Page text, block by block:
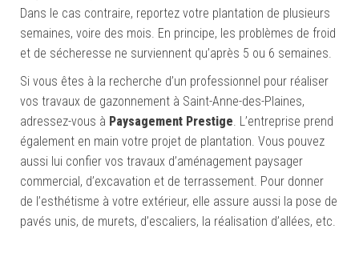
Dans le cas contraire, reportez votre plantation de plusieurs
semaines, voire des mois. En principe, les problèmes de froid
et de sécheresse ne surviennent qu’après 5 ou 6 semaines.
Si vous êtes à la recherche d’un professionnel pour réaliser
vos travaux de gazonnement à Saint-Anne-des-Plaines,
adressez-vous à Paysagement Prestige. L’entreprise prend
également en main votre projet de plantation. Vous pouvez
aussi lui confier vos travaux d’aménagement paysager
commercial, d’excavation et de terrassement. Pour donner
de l’esthétisme à votre extérieur, elle assure aussi la pose de
pavés unis, de murets, d’escaliers, la réalisation d’allées, etc.